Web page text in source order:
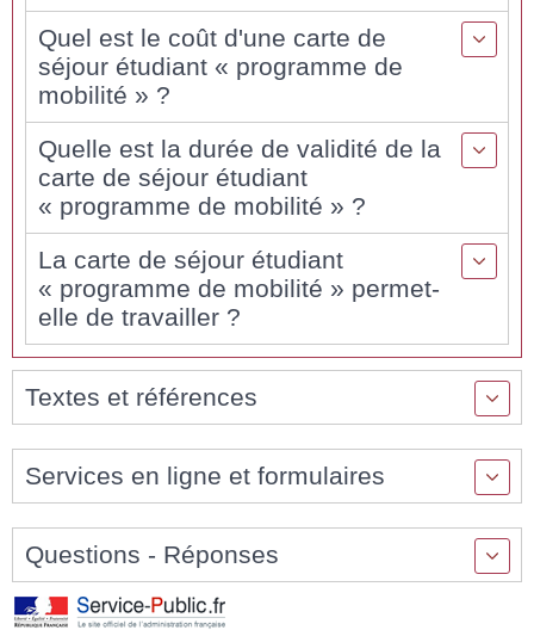
Quel est le coût d'une carte de
séjour étudiant « programme de
mobilité » ?
Quelle est la durée de validité de la
carte de séjour étudiant
« programme de mobilité » ?
La carte de séjour étudiant
« programme de mobilité » permet-
elle de travailler ?
Textes et références
Services en ligne et formulaires
Questions - Réponses